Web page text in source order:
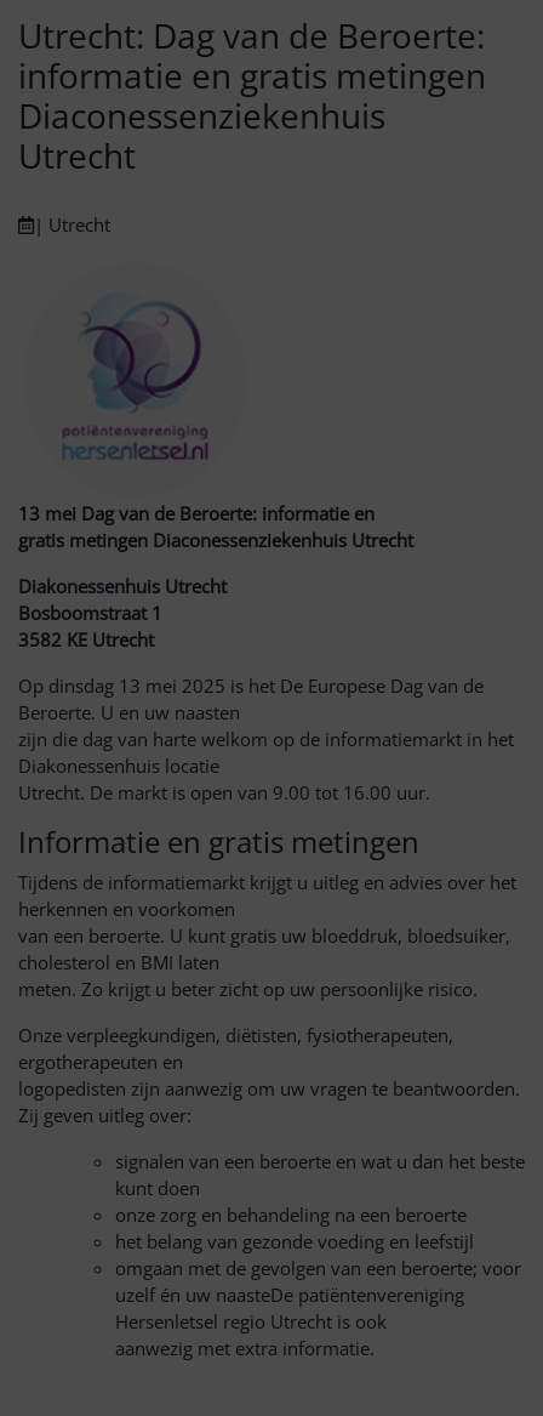
Utrecht: Dag van de Beroerte:
informatie en gratis metingen
Diaconessenziekenhuis
Utrecht
| Utrecht
13 mei Dag van de Beroerte: informatie en
gratis metingen Diaconessenziekenhuis Utrecht
Diakonessenhuis Utrecht
Bosboomstraat 1
3582 KE Utrecht
Op dinsdag 13 mei 2025 is het De Europese Dag van de
Beroerte. U en uw naasten
zijn die dag van harte welkom op de informatiemarkt in het
Diakonessenhuis locatie
Utrecht. De markt is open van 9.00 tot 16.00 uur.
Informatie en gratis metingen
Tijdens de informatiemarkt krijgt u uitleg en advies over het
herkennen en voorkomen
van een beroerte. U kunt gratis uw bloeddruk, bloedsuiker,
cholesterol en BMI laten
meten. Zo krijgt u beter zicht op uw persoonlijke risico.
Onze verpleegkundigen, diëtisten, fysiotherapeuten,
ergotherapeuten en
logopedisten zijn aanwezig om uw vragen te beantwoorden.
Zij geven uitleg over:
signalen van een beroerte en wat u dan het beste
kunt doen
onze zorg en behandeling na een beroerte
het belang van gezonde voeding en leefstijl
omgaan met de gevolgen van een beroerte; voor
uzelf én uw naasteDe patiëntenvereniging
Hersenletsel regio Utrecht is ook
aanwezig met extra informatie.